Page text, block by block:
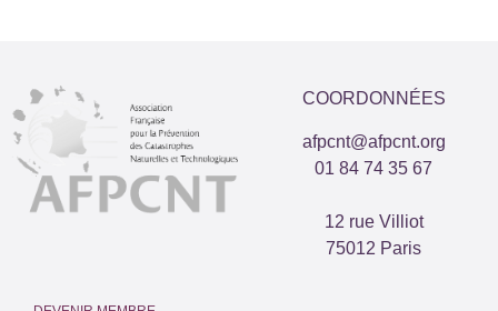
COORDONNÉES
afpcnt@afpcnt.org
01 84 74 35 67
12 rue Villiot
75012 Paris